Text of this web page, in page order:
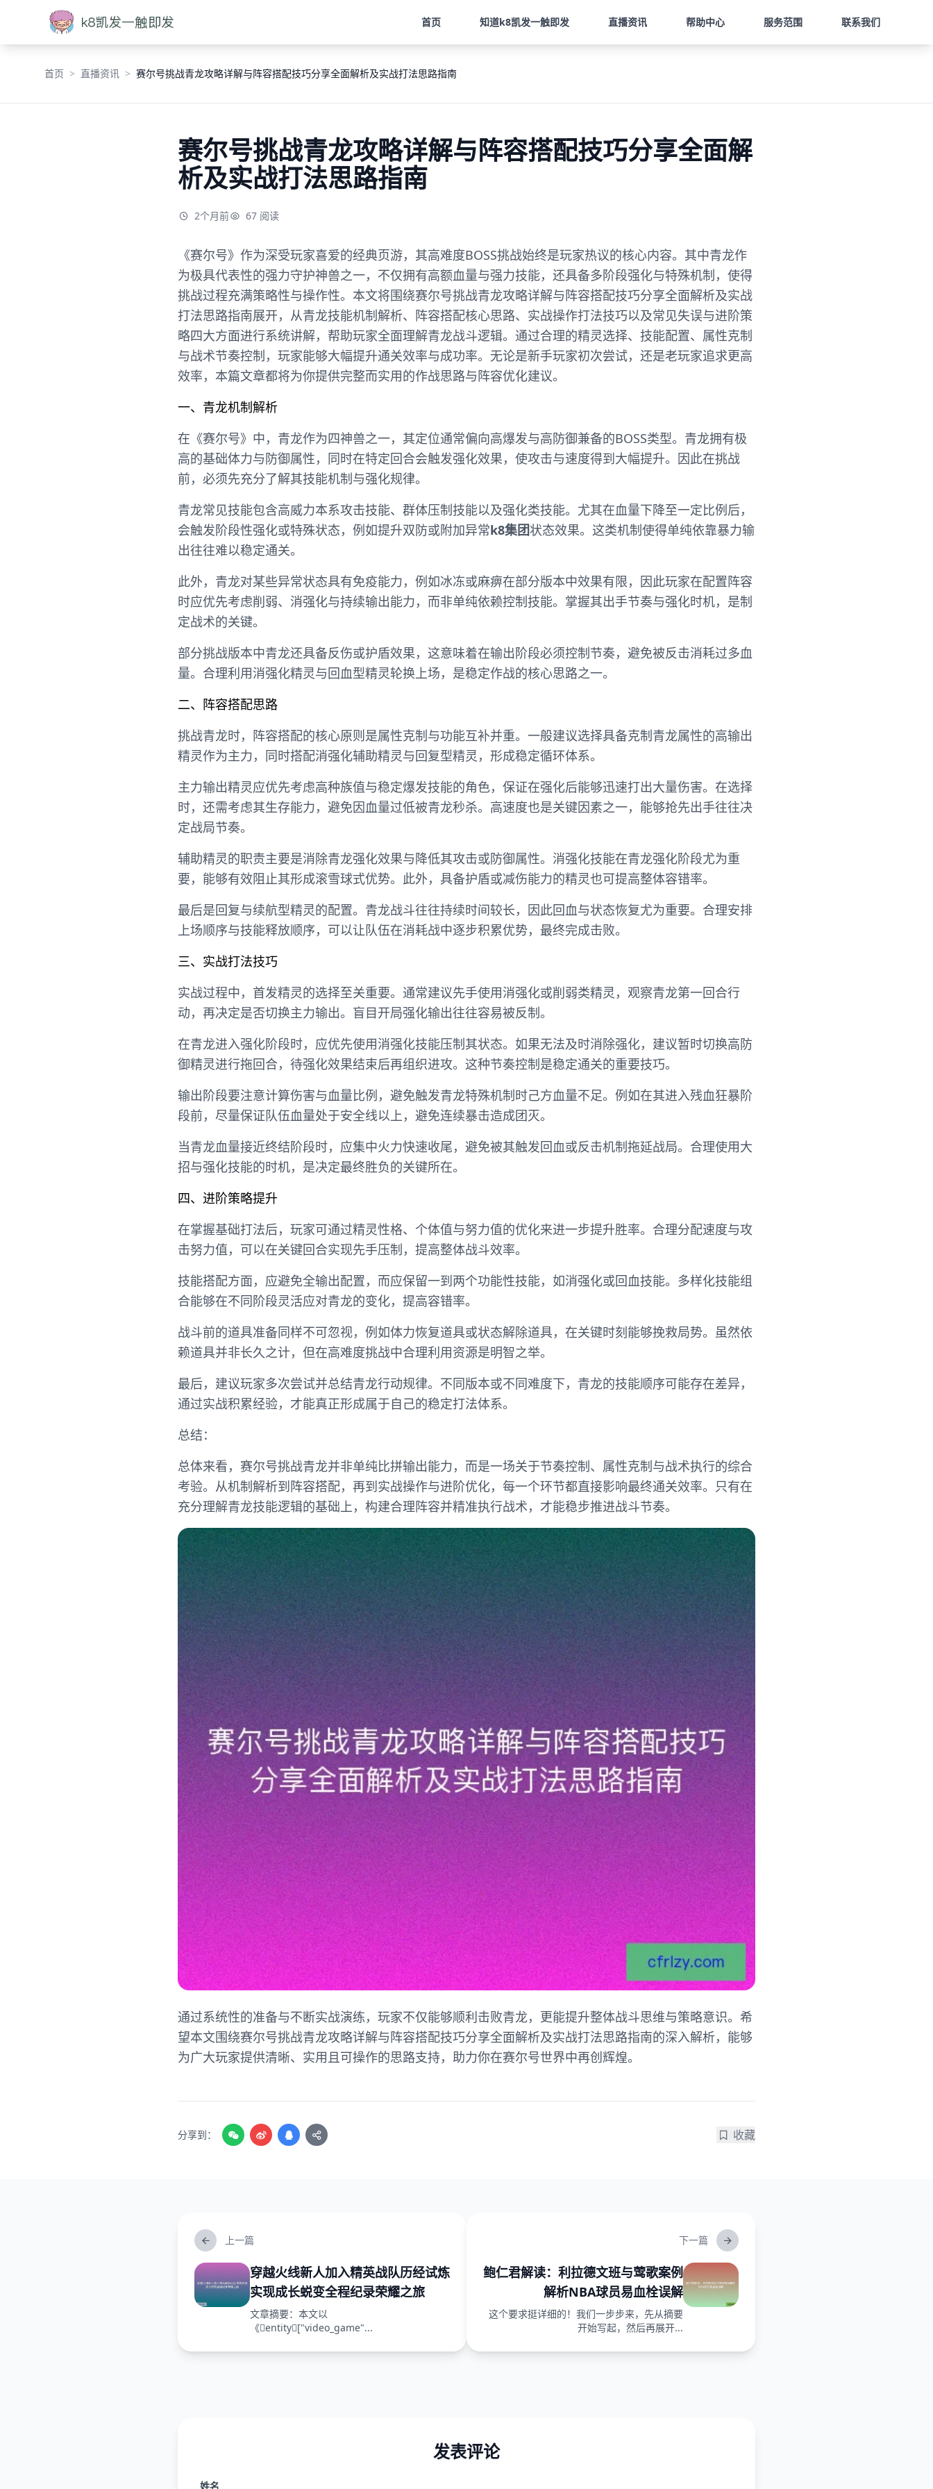
首页 知道k8凯发一触即发 直播资讯 帮助中心 服务范围 联系我们
首页 直播资讯 赛尔号挑战青龙攻略详解与阵容搭配技巧分享全面解析及实战打法思路指南
赛尔号挑战青龙攻略详解与阵容搭配技巧分享全面解
析及实战打法思路指南
2个月前 67 阅读
《赛尔号》作为深受玩家喜爱的经典页游，其高难度BOSS挑战始终是玩家热议的核心内容。其中青龙作
为极具代表性的强力守护神兽之一，不仅拥有高额血量与强力技能，还具备多阶段强化与特殊机制，使得
挑战过程充满策略性与操作性。本文将围绕赛尔号挑战青龙攻略详解与阵容搭配技巧分享全面解析及实战
打法思路指南展开，从青龙技能机制解析、阵容搭配核心思路、实战操作打法技巧以及常见失误与进阶策
略四大方面进行系统讲解，帮助玩家全面理解青龙战斗逻辑。通过合理的精灵选择、技能配置、属性克制
与战术节奏控制，玩家能够大幅提升通关效率与成功率。无论是新手玩家初次尝试，还是老玩家追求更高
效率，本篇文章都将为你提供完整而实用的作战思路与阵容优化建议。
一、青龙机制解析
在《赛尔号》中，青龙作为四神兽之一，其定位通常偏向高爆发与高防御兼备的BOSS类型。青龙拥有极
高的基础体力与防御属性，同时在特定回合会触发强化效果，使攻击与速度得到大幅提升。因此在挑战
前，必须先充分了解其技能机制与强化规律。
青龙常见技能包含高威力本系攻击技能、群体压制技能以及强化类技能。尤其在血量下降至一定比例后，
会触发阶段性强化或特殊状态，例如提升双防或附加异常k8集团状态效果。这类机制使得单纯依靠暴力输
出往往难以稳定通关。
此外，青龙对某些异常状态具有免疫能力，例如冰冻或麻痹在部分版本中效果有限，因此玩家在配置阵容
时应优先考虑削弱、消强化与持续输出能力，而非单纯依赖控制技能。掌握其出手节奏与强化时机，是制
定战术的关键。
部分挑战版本中青龙还具备反伤或护盾效果，这意味着在输出阶段必须控制节奏，避免被反击消耗过多血
量。合理利用消强化精灵与回血型精灵轮换上场，是稳定作战的核心思路之一。
二、阵容搭配思路
挑战青龙时，阵容搭配的核心原则是属性克制与功能互补并重。一般建议选择具备克制青龙属性的高输出
精灵作为主力，同时搭配消强化辅助精灵与回复型精灵，形成稳定循环体系。
主力输出精灵应优先考虑高种族值与稳定爆发技能的角色，保证在强化后能够迅速打出大量伤害。在选择
时，还需考虑其生存能力，避免因血量过低被青龙秒杀。高速度也是关键因素之一，能够抢先出手往往决
定战局节奏。
辅助精灵的职责主要是消除青龙强化效果与降低其攻击或防御属性。消强化技能在青龙强化阶段尤为重
要，能够有效阻止其形成滚雪球式优势。此外，具备护盾或减伤能力的精灵也可提高整体容错率。
最后是回复与续航型精灵的配置。青龙战斗往往持续时间较长，因此回血与状态恢复尤为重要。合理安排
上场顺序与技能释放顺序，可以让队伍在消耗战中逐步积累优势，最终完成击败。
三、实战打法技巧
实战过程中，首发精灵的选择至关重要。通常建议先手使用消强化或削弱类精灵，观察青龙第一回合行
动，再决定是否切换主力输出。盲目开局强化输出往往容易被反制。
在青龙进入强化阶段时，应优先使用消强化技能压制其状态。如果无法及时消除强化，建议暂时切换高防
御精灵进行拖回合，待强化效果结束后再组织进攻。这种节奏控制是稳定通关的重要技巧。
输出阶段要注意计算伤害与血量比例，避免触发青龙特殊机制时己方血量不足。例如在其进入残血狂暴阶
段前，尽量保证队伍血量处于安全线以上，避免连续暴击造成团灭。
当青龙血量接近终结阶段时，应集中火力快速收尾，避免被其触发回血或反击机制拖延战局。合理使用大
招与强化技能的时机，是决定最终胜负的关键所在。
四、进阶策略提升
在掌握基础打法后，玩家可通过精灵性格、个体值与努力值的优化来进一步提升胜率。合理分配速度与攻
击努力值，可以在关键回合实现先手压制，提高整体战斗效率。
技能搭配方面，应避免全输出配置，而应保留一到两个功能性技能，如消强化或回血技能。多样化技能组
合能够在不同阶段灵活应对青龙的变化，提高容错率。
战斗前的道具准备同样不可忽视，例如体力恢复道具或状态解除道具，在关键时刻能够挽救局势。虽然依
赖道具并非长久之计，但在高难度挑战中合理利用资源是明智之举。
最后，建议玩家多次尝试并总结青龙行动规律。不同版本或不同难度下，青龙的技能顺序可能存在差异，
通过实战积累经验，才能真正形成属于自己的稳定打法体系。
总结：
总体来看，赛尔号挑战青龙并非单纯比拼输出能力，而是一场关于节奏控制、属性克制与战术执行的综合
考验。从机制解析到阵容搭配，再到实战操作与进阶优化，每一个环节都直接影响最终通关效率。只有在
充分理解青龙技能逻辑的基础上，构建合理阵容并精准执行战术，才能稳步推进战斗节奏。
通过系统性的准备与不断实战演练，玩家不仅能够顺利击败青龙，更能提升整体战斗思维与策略意识。希
望本文围绕赛尔号挑战青龙攻略详解与阵容搭配技巧分享全面解析及实战打法思路指南的深入解析，能够
为广大玩家提供清晰、实用且可操作的思路支持，助力你在赛尔号世界中再创辉煌。
分享到： 收藏
上一篇
穿越火线新人加入精英战队历经试炼
实现成长蜕变全程纪录荣耀之旅
文章摘要：本文以
《entity["video_game"...
下一篇
鲍仁君解读：利拉德文班与莺歌案例
解析NBA球员易血栓误解
这个要求挺详细的！我们一步步来，先从摘要
开始写起，然后再展开...
发表评论
姓名